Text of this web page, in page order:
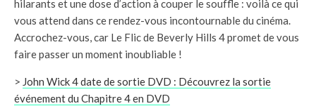
hilarants et une dose d’action à couper le souffle : voilà ce qui
vous attend dans ce rendez-vous incontournable du cinéma.
Accrochez-vous, car Le Flic de Beverly Hills 4 promet de vous
faire passer un moment inoubliable !
> John Wick 4 date de sortie DVD : Découvrez la sortie
événement du Chapitre 4 en DVD